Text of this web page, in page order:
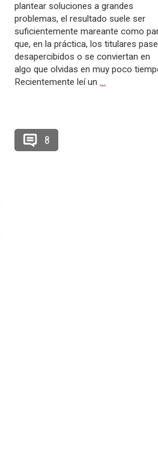
plantear soluciones a grandes
problemas, el resultado suele ser
suficientemente mareante como
que, en la práctica, los titulares
desapercibidos o se conviertan en
algo que olvidas en muy poco
Recientemente leí un…
8